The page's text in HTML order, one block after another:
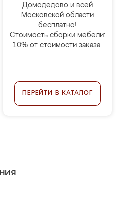
Домодедово и всей
Московской области
бесплатно!
Стоимость сборки мебели:
10% от стоимости заказа.
ПЕРЕЙТИ В КАТАЛОГ